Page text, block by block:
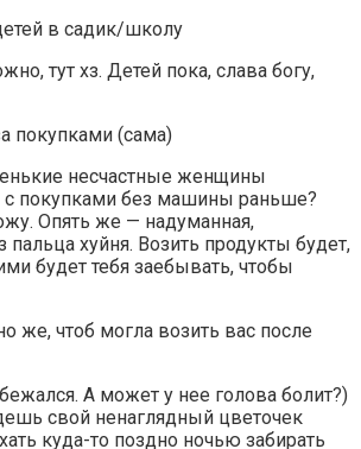
в садик/школу
тут хз. Детей пока, слава богу,
покупками (сама)
несчастные женщины
с покупками без машины раньше?
Опять же — надуманная,
пальца хуйня. Возить продукты будет,
будет тебя заебывать, чтобы
же, чтоб могла возить вас после
А может у нее голова болит?)
свой ненаглядный цветочек
куда-то поздно ночью забирать